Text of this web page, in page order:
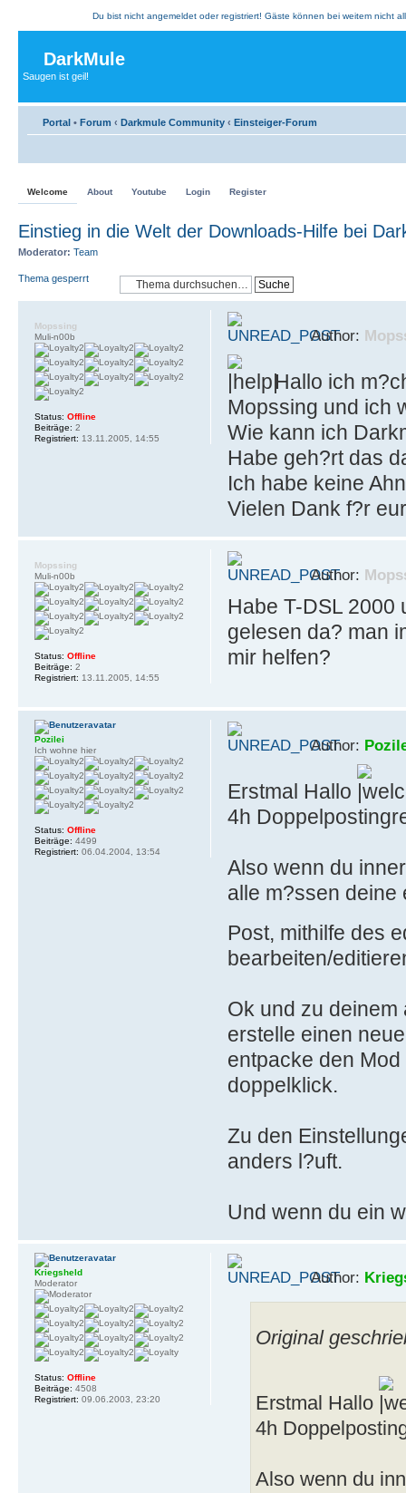
Du bist nicht angemeldet oder registriert! Gäste können bei weitem nicht
DarkMule
Saugen ist geil!
Portal • Forum ‹ Darkmule Community ‹ Einsteiger-Forum
Welcome About Youtube Login Register
Einstieg in die Welt der Downloads-Hilfe bei
Moderator: Team
Thema gesperrt
Author:
Hallo ich
Mopssing und ich
Wie kann ich
Habe geh?rt das
Ich habe keine
Vielen Dank f?r
Mopssing
Muli-n00b
Status: Offline
Beiträge: 2
Registriert: 13.11.2005, 14:55
Author:
Habe T-DSL 2000
gelesen da? man
mir helfen?
Mopssing
Muli-n00b
Status: Offline
Beiträge: 2
Registriert: 13.11.2005, 14:55
Author:
Erstmal Hallo
4h
Also wenn du
alle m?ssen deine
Post, mithilfe des
bearbeiten/
Ok und zu
erstelle einen
entpacke den
doppelklick.
Zu den
anders l?uft.
Und wenn du ein
Pozilei
Ich wohne hier
Status: Offline
Beiträge: 4499
Registriert: 06.04.2004, 13:54
Author:
Original
Erstmal Hallo
4h
Also wenn du
Kriegsheld
Moderator
Status: Offline
Beiträge: 4508
Registriert: 09.06.2003, 23:20